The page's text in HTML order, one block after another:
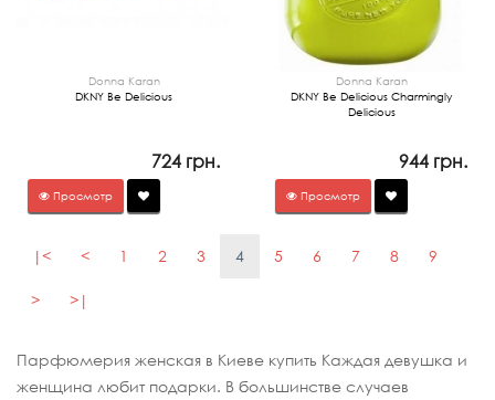
Donna Karan
DKNY Be Delicious
724 грн.
Просмотр
Donna Karan
DKNY Be Delicious Charmingly
Delicious
944 грн.
Просмотр
|< < 1 2 3 4 5 6 7 8
9
>
>|
Парфюмерия женская в Киеве купить Каждая девушка и
женщина любит подарки. В большинстве случаев